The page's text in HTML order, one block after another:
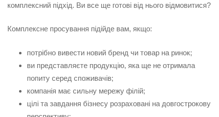
комплексний підхід. Ви все ще готові від нього відмовитися?
Комплексне просування підійде вам, якщо:
потрібно вивести новий бренд чи товар на ринок;
ви представляєте продукцію, яка ще не отримала
попиту серед споживачів;
компанія має сильну мережу філій;
цілі та завдання бізнесу розраховані на довгострокову